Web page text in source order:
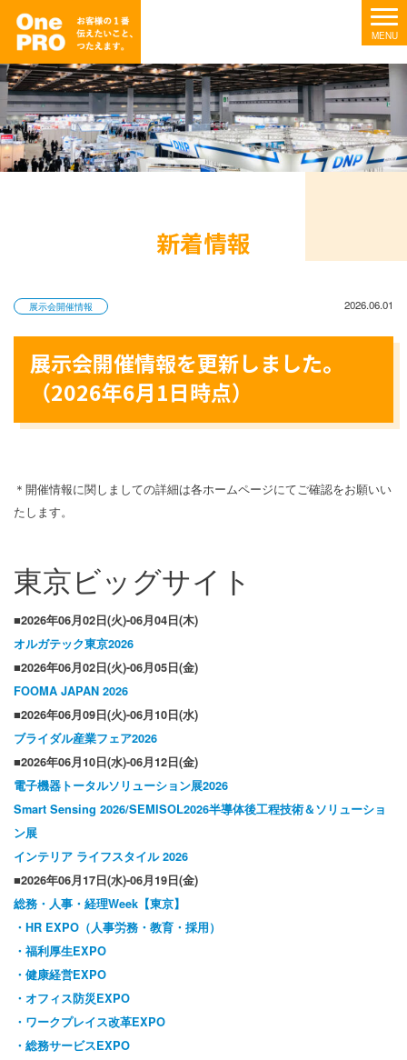
新着情報
展示会開催情報 2026.06.01
展示会開催情報を更新しました。
（2026年6月1日時点）
＊開催情報に関しましての詳細は各ホームページにてご確認をお願いい
たします。
東京ビッグサイト
■2026年06月02日(火)-06月04日(木)
オルガテック東京2026
■2026年06月02日(火)-06月05日(金)
FOOMA JAPAN 2026
■2026年06月09日(火)-06月10日(水)
ブライダル産業フェア2026
■2026年06月10日(水)-06月12日(金)
電子機器トータルソリューション展2026
Smart Sensing 2026/SEMISOL2026半導体後工程技術＆ソリューショ
ン展
インテリア ライフスタイル 2026
■2026年06月17日(水)-06月19日(金)
総務・人事・経理Week【東京】
・HR EXPO（人事労務・教育・採用）
・福利厚生EXPO
・健康経営EXPO
・オフィス防災EXPO
・ワークプレイス改革EXPO
・総務サービスEXPO